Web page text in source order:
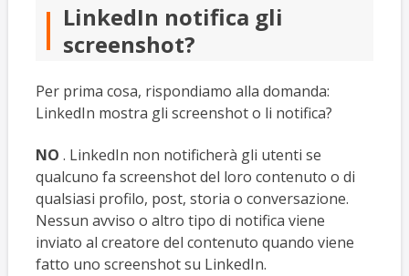
LinkedIn notifica gli
screenshot?
Per prima cosa, rispondiamo alla domanda:
LinkedIn mostra gli screenshot o li notifica?
NO . LinkedIn non notificherà gli utenti se
qualcuno fa screenshot del loro contenuto o di
qualsiasi profilo, post, storia o conversazione.
Nessun avviso o altro tipo di notifica viene
inviato al creatore del contenuto quando viene
fatto uno screenshot su LinkedIn.